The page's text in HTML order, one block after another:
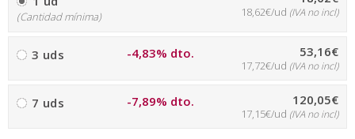
(Cantidad mínima) 18,62€/ud (IVA no incl)
3 uds -4,83% dto. 53,16€
17,72€/ud (IVA no incl)
7 uds -7,89% dto. 120,05€
17,15€/ud (IVA no incl)